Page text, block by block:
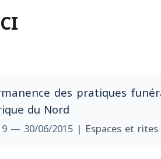
des pratiques
du Nord
— 30/06/2015 | Espaces et